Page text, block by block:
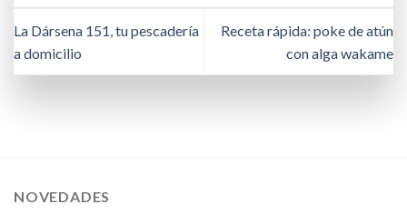
La Dársena 151, tu pescadería
a domicilio
Receta rápida: poke de atún
con alga wakame
NOVEDADES